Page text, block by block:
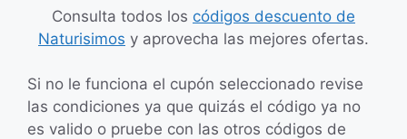
Consulta todos los códigos descuento de
Naturisimos y aprovecha las mejores ofertas.
Si no le funciona el cupón seleccionado revise
las condiciones ya que quizás el código ya no
es valido o pruebe con las otros códigos de